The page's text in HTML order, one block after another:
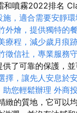
和噴霧2022排名
，適合需要安靜
外燴，提供獨特的
療程，減少歲月痕
徵信社，專業服務
了可靠的保護，
擇，讓先人安息於
助您輕鬆辦理 外商
緻的質地，它可以